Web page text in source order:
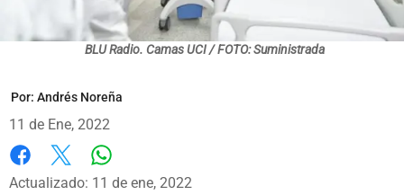
BLU Radio. Camas UCI / FOTO: Suministrada
Por: Andrés Noreña
11 de Ene, 2022
Facebook
X
Actualizado: 11 de ene, 2022